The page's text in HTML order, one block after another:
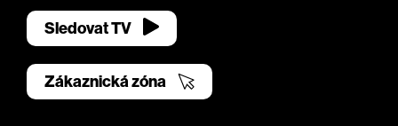
Sledovat TV
Zákaznická zóna